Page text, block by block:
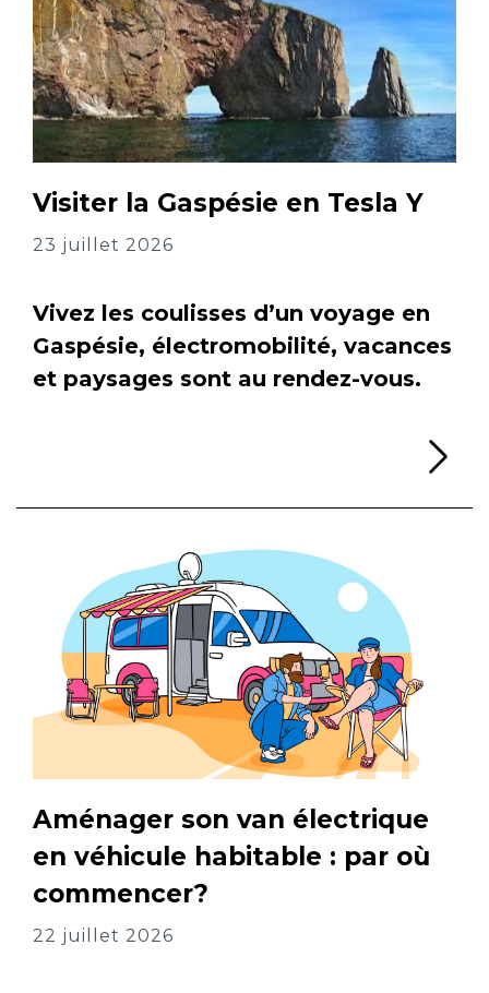
Visiter la Gaspésie en Tesla Y
23 juillet 2026
Vivez les coulisses d’un voyage en
Gaspésie, électromobilité, vacances
et paysages sont au rendez-vous.
Aménager son van électrique
en véhicule habitable : par où
commencer?
22 juillet 2026